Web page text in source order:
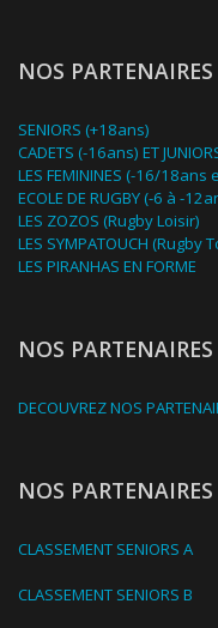
NOS PARTENAIRES
SENIORS (+18ans)
CADETS (-16ans) ET
LES FEMININES (-16/18ans
ECOLE DE RUGBY (-6 à -
LES ZOZOS (Rugby Loisir)
LES SYMPATOUCH (Rugby
LES PIRANHAS EN FORME
NOS PARTENAIRES
DECOUVREZ NOS
NOS PARTENAIRES
CLASSEMENT SENIORS A
CLASSEMENT SENIORS B